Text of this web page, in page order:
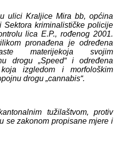
ulici Kraljice Mira bb, općina
kriminalističke policije
lica E.P., rođenog 2001.
pronađena jeodređena
materijekoja svojim
drogu „Speed“ i određena
izgledom i morfološkim
drogu „cannabis“.
tužilaštvom, protiv
se zakonom propisane mjere i